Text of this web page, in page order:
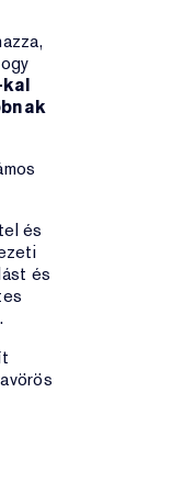
kal
és
és